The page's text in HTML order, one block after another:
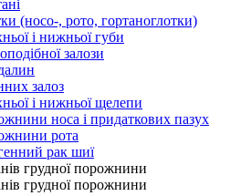
(носо-, рото, гортаноглотки)
і нижньої губи
залози
залоз
і нижньої щелепи
носа і придаткових пазух
рота
рак шиї
грудної порожнини
грудної порожнини